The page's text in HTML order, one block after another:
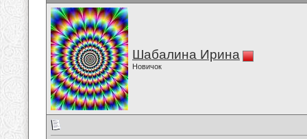
Шабалина Ирина
Новичок